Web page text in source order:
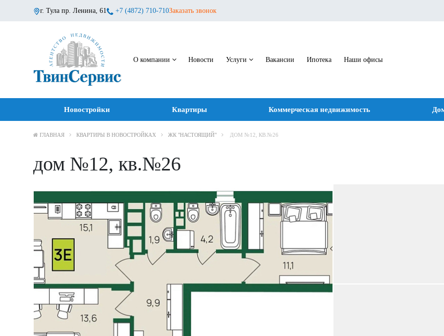
г. Тула пр. Ленина, 61 +7 (4872) 710-710Заказать звонок
О компании Новости Услуги Вакансии Ипотека Наши офисы
Новостройки Квартиры Коммерческая недвижимость
ГЛАВНАЯ КВАРТИРЫ В НОВОСТРОЙКАХ ЖК "НАСТОЯЩИЙ" ДОМ №12, КВ.№26
дом №12, кв.№26